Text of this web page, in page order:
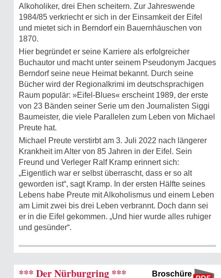
Alkoholiker, drei Ehen scheitern. Zur Jahreswende
1984/85 verkriecht er sich in der Einsamkeit der Eifel
und mietet sich in Berndorf ein Bauernhäuschen von
1870.
Hier begründet er seine Karriere als erfolgreicher
Buchautor und macht unter seinem Pseudonym Jacques
Berndorf seine neue Heimat bekannt. Durch seine
Bücher wird der Regionalkrimi im deutschsprachigen
Raum populär: »Eifel-Blues« erscheint 1989, der erste
von 23 Bänden seiner Serie um den Journalisten Siggi
Baumeister, die viele Parallelen zum Leben von Michael
Preute hat.
Michael Preute verstirbt am 3. Juli 2022 nach längerer
Krankheit im Alter von 85 Jahren in der Eifel. Sein
Freund und Verleger Ralf Kramp erinnert sich:
„Eigentlich war er selbst überrascht, dass er so alt
geworden ist“, sagt Kramp. In der ersten Hälfte seines
Lebens habe Preute mit Alkoholismus und einem Leben
am Limit zwei bis drei Leben verbrannt. Doch dann sei
er in die Eifel gekommen. „Und hier wurde alles ruhiger
und gesünder“.
Broschüre
*** Der Nürburgring ***